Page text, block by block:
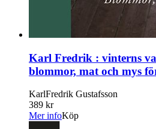
Karl Fredrik : vinterns
blommor, mat och mys
KarlFredrik Gustafsson
389 kr
Mer infoKöp